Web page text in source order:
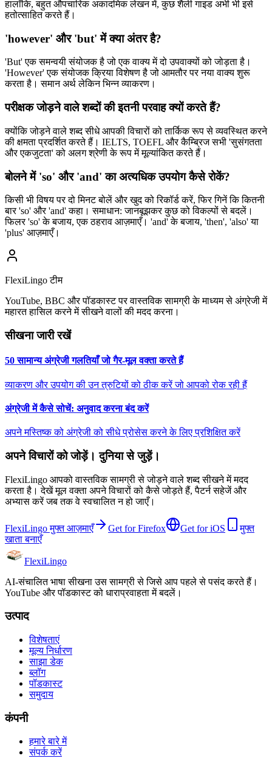
हालाँकि, बहुत औपचारिक अकादमिक लेखन में, कुछ शैली गाइड अभी भी इसे
हतोत्साहित करते हैं।
'however' और 'but' में क्या अंतर है?
'But' एक समन्वयी संयोजक है जो एक वाक्य में दो उपवाक्यों को जोड़ता है।
'However' एक संयोजक क्रिया विशेषण है जो आमतौर पर नया वाक्य शुरू
करता है। समान अर्थ लेकिन भिन्न व्याकरण।
परीक्षक जोड़ने वाले शब्दों की इतनी परवाह क्यों करते हैं?
क्योंकि जोड़ने वाले शब्द सीधे आपकी विचारों को तार्किक रूप से व्यवस्थित करने
की क्षमता प्रदर्शित करते हैं। IELTS, TOEFL और कैम्ब्रिज सभी 'सुसंगतता
और एकजुटता' को अलग श्रेणी के रूप में मूल्यांकित करते हैं।
बोलने में 'so' और 'and' का अत्यधिक उपयोग कैसे रोकें?
किसी भी विषय पर दो मिनट बोलें और खुद को रिकॉर्ड करें, फिर गिनें कि कितनी
बार 'so' और 'and' कहा। समाधान: जानबूझकर कुछ को विकल्पों से बदलें।
फिलर 'so' के बजाय, एक ठहराव आज़माएँ। 'and' के बजाय, 'then', 'also' या
'plus' आज़माएँ।
FlexiLingo टीम
YouTube, BBC और पॉडकास्ट पर वास्तविक सामग्री के माध्यम से अंग्रेजी में
महारत हासिल करने में सीखने वालों की मदद करना।
सीखना जारी रखें
50 सामान्य अंग्रेजी गलतियाँ जो गैर-मूल वक्ता करते हैं
व्याकरण और उपयोग की उन त्रुटियों को ठीक करें जो आपको रोक रही हैं
अंग्रेजी में कैसे सोचें: अनुवाद करना बंद करें
अपने मस्तिष्क को अंग्रेजी को सीधे प्रोसेस करने के लिए प्रशिक्षित करें
अपने विचारों को जोड़ें। दुनिया से जुड़ें।
FlexiLingo आपको वास्तविक सामग्री से जोड़ने वाले शब्द सीखने में मदद
करता है। देखें मूल वक्ता अपने विचारों को कैसे जोड़ते हैं, पैटर्न सहेजें और
अभ्यास करें जब तक वे स्वचालित न हो जाएँ।
FlexiLingo मुफ्त आज़माएँ Get for Firefox Get for iOS
मुफ्त
खाता बनाएँ
FlexiLingo
AI-संचालित भाषा सीखना उस सामग्री से जिसे आप पहले से पसंद करते हैं।
YouTube और पॉडकास्ट को धाराप्रवाहता में बदलें।
उत्पाद
विशेषताएं
मूल्य निर्धारण
साझा डेक
ब्लॉग
पॉडकास्ट
समुदाय
कंपनी
हमारे बारे में
संपर्क करें